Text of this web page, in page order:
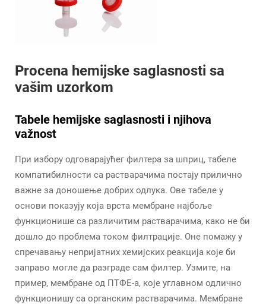
Procena hemijske saglasnosti sa
vašim uzorkom
Tabele hemijske saglasnosti i njihova
važnost
При избору одговарајућег филтера за шприц, табеле
компатибилности са растварачима постају прилично
важне за доношење добрих одлука. Ове табеле у
основи показују која врста мембране најбоље
функционише са различитим растварачима, како не би
дошло до проблема током филтрације. Оне помажу у
спречавању непријатних хемијских реакција које би
заправо могле да разграде сам филтер. Узмите, на
пример, мембране од ПТФЕ-а, које углавном одлично
функционишу са органским растварачима. Мембране